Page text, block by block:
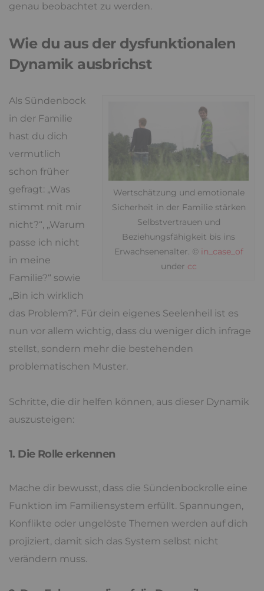
genau beobachtet zu werden.
Wie du aus der dysfunktionalen
Dynamik ausbrichst
Wertschätzung und emotionale
Sicherheit in der Familie stärken
Selbstvertrauen und
Beziehungsfähigkeit bis ins
Erwachsenenalter. © in_case_of
under cc
Als Sündenbock
in der Familie
hast du dich
vermutlich
schon früher
gefragt: „Was
stimmt mit mir
nicht?“, „Warum
passe ich nicht
in meine
Familie?“ sowie
„Bin ich wirklich
das Problem?“. Für dein eigenes Seelenheil ist es
nun vor allem wichtig, dass du weniger dich infrage
stellst, sondern mehr die bestehenden
problematischen Muster.
Schritte, die dir helfen können, aus dieser Dynamik
auszusteigen:
1. Die Rolle erkennen
Mache dir bewusst, dass die Sündenbockrolle eine
Funktion im Familiensystem erfüllt. Spannungen,
Konflikte oder ungelöste Themen werden auf dich
projiziert, damit sich das System selbst nicht
verändern muss.